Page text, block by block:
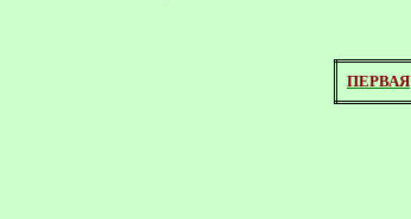
ПЕРВАЯ